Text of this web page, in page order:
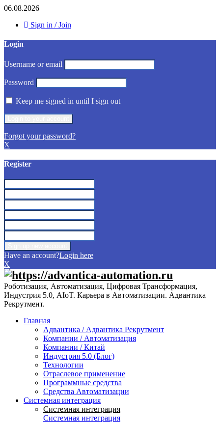
06.08.2026
Sign in / Join
Login
Username or email
Password
Keep me signed in until I sign out
Forgot your password?
X
Register
Have an account?Login here
X
Роботизация, Автоматизация, Цифровая Трансформация,
Индустрия 5.0, AIoT. Карьера в Автоматизации. Адвантика
Рекрутмент.
Главная
Адвантика / Адвантика Рекрутмент
Компании / Автоматизация
Компании / Китай
Индустрия 5.0 (Блог)
Технологии
Отраслевое применение
Программные средства
Средства Автоматизации
Системная интеграция
Системная интеграция
Системная интеграция